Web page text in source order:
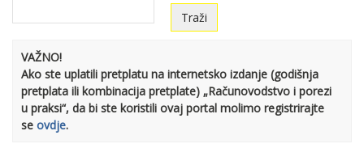
VAŽNO!
Ako ste uplatili pretplatu na internetsko izdanje (godišnja
pretplata ili kombinacija pretplate) „Računovodstvo i porezi
u praksi“, da bi ste koristili ovaj portal molimo registrirajte
se ovdje.